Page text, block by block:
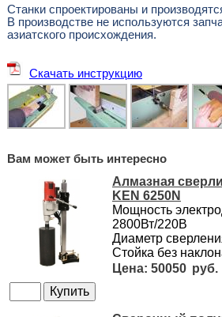
Станки спроектированы и
В производстве не используются
азиатского происхождения.
Скачать инструкцию
Вам может быть интересно
Алмазная
KEN 6250N
Мощность
2800Вт/220В
Диаметр
Стойка без
50050